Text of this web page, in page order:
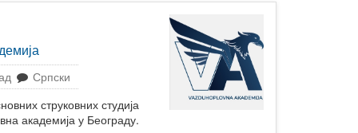
Вебинaр: „Улога ментора и
особа у пратњи у пројектима
„Предузетништво и програм
Конференција
„Microcredentials: What, Why,
Who and How?“
Српски
струковних студија
академија у Београду.